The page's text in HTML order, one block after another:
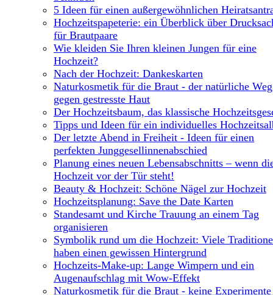
5 Ideen für einen außergewöhnlichen
Hochzeitspapeterie: ein Überblick über
für Brautpaare
Wie kleiden Sie Ihren kleinen Jungen für eine
Hochzeit?
Nach der Hochzeit: Dankeskarten
Naturkosmetik für die Braut - der natürliche Weg
gegen gestresste Haut
Der Hochzeitsbaum, das klassische
Tipps und Ideen für ein individuelles
Der letzte Abend in Freiheit - Ideen für einen
perfekten Junggesellinnenabschied
Planung eines neuen Lebensabschnitts – wenn
Hochzeit vor der Tür steht!
Beauty & Hochzeit: Schöne Nägel zur Hochzeit
Hochzeitsplanung: Save the Date Karten
Standesamt und Kirche Trauung an einem Tag
organisieren
Symbolik rund um die Hochzeit: Viele
haben einen gewissen Hintergrund
Hochzeits-Make-up: Lange Wimpern und ein
Augenaufschlag mit Wow-Effekt
Naturkosmetik für die Braut - keine